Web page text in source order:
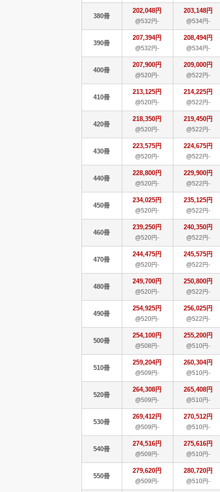
380冊
202,048円
@532円-
203,148円
@534円-
390冊
207,394円
@532円-
208,494円
@534円-
400冊
207,900円
@520円-
209,000円
@522円-
410冊
213,125円
@520円-
214,225円
@522円-
420冊
218,350円
@520円-
219,450円
@522円-
430冊
223,575円
@520円-
224,675円
@522円-
440冊
228,800円
@520円-
229,900円
@522円-
450冊
234,025円
@520円-
235,125円
@522円-
460冊
239,250円
@520円-
240,350円
@522円-
470冊
244,475円
@520円-
245,575円
@522円-
480冊
249,700円
@520円-
250,800円
@522円-
490冊
254,925円
@520円-
256,025円
@522円-
500冊
254,100円
@508円-
255,200円
@510円-
510冊
259,204円
@509円-
260,304円
@510円-
520冊
264,308円
@509円-
265,408円
@510円-
530冊
269,412円
@509円-
270,512円
@510円-
540冊
274,516円
@509円-
275,616円
@510円-
550冊
279,620円
@509円-
280,720円
@510円-